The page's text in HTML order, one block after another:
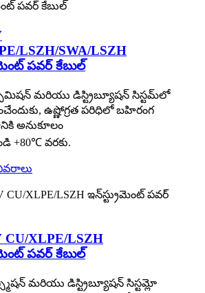
LSZH/SWA/LSZH
పవర్ కేబుల్
మరియు డిస్ట్రిబ్యూషన్ సిస్టమ్‌లో
ఉష్ణోగ్రత పరిధిలో బహిరంగ
అనుకూలం
+80℃ వరకు.
CU/XLPE/LSZH
పవర్ కేబుల్
మరియు డిస్ట్రిబ్యూషన్ సిస్టమ్లో